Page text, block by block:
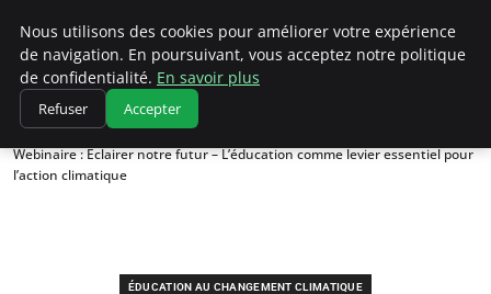
Climatedebtagents
Accueil
Éducation au changement climatique
Webinaire : Éclairer notre futur – L’éducation comme levier essentiel pour
l’action climatique
ÉDUCATION AU CHANGEMENT CLIMATIQUE
Nous utilisons des cookies pour améliorer votre expérience
de navigation. En poursuivant, vous acceptez notre politique
de confidentialité. En savoir plus
Refuser Accepter